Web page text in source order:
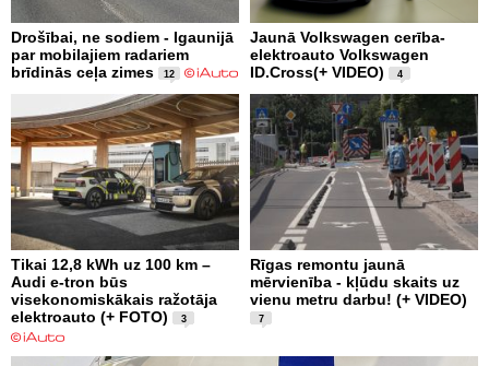
Drošībai, ne sodiem - Igaunijā
par mobilajiem radariem
brīdinās ceļa zimes
12
Jaunā Volkswagen cerība-
elektroauto Volkswagen
ID.Cross(+ VIDEO)
4
Tikai 12,8 kWh uz 100 km –
Audi e-tron būs
visekonomiskākais ražotāja
elektroauto (+ FOTO)
3
Rīgas remontu jaunā
mērvienība - kļūdu skaits uz
vienu metru darbu! (+ VIDEO)
7